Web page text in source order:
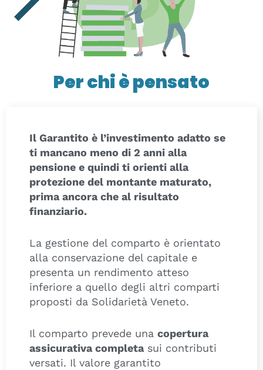
Per chi è pensato
Il Garantito è l’investimento adatto se
ti mancano meno di 2 anni alla
pensione e quindi ti orienti alla
protezione del montante maturato,
prima ancora che al risultato
finanziario.
La gestione del comparto è orientato
alla conservazione del capitale e
presenta un rendimento atteso
inferiore a quello degli altri comparti
proposti da Solidarietà Veneto.
Il comparto prevede una copertura
assicurativa completasui contributi
versati. Il valore garantito